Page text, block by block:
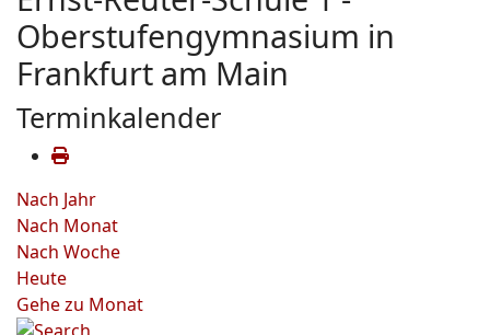
Oberstufengymnasium in
Frankfurt am Main
Terminkalender
Nach Jahr
Nach Monat
Nach Woche
Heute
Gehe zu Monat